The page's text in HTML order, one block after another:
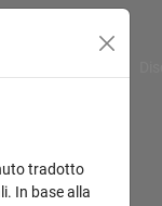
tradotto
In base alla